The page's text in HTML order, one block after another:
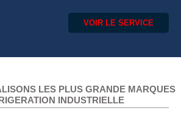
VOIR LE SERVICE
LES PLUS GRANDE MARQUES
INDUSTRIELLE